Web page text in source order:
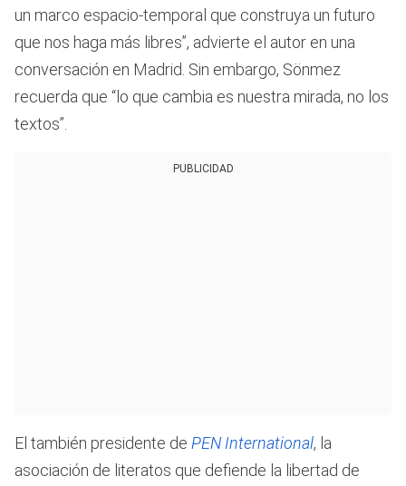
un marco espacio-temporal que construya un futuro
que nos haga más libres”, advierte el autor en una
conversación en Madrid. Sin embargo, Sönmez
recuerda que “lo que cambia es nuestra mirada, no los
textos”.
PUBLICIDAD
El también presidente de PEN International, la
asociación de literatos que defiende la libertad de